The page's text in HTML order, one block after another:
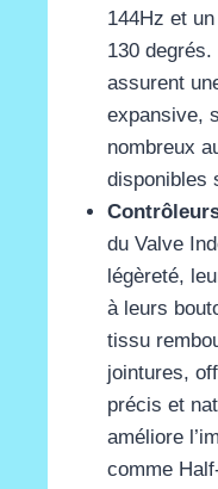
144Hz et
130
assurent
expansive,
nombreux
disponibles
du Valve
légèreté,
à leurs
tissu
jointures,
précis et
améliore
comme